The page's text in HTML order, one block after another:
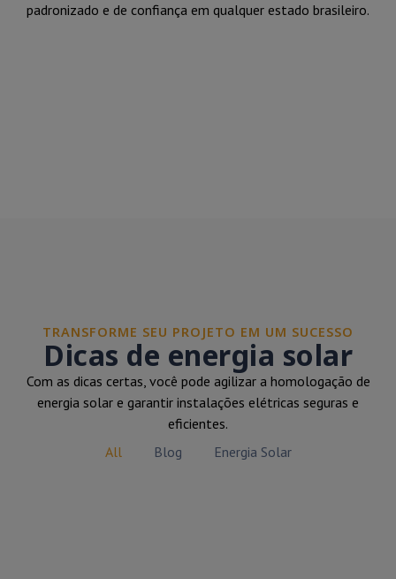
padronizado e de confiança em qualquer estado brasileiro.
TRANSFORME SEU PROJETO EM UM SUCESSO
Dicas de energia solar
Com as dicas certas, você pode agilizar a homologação de
energia solar e garantir instalações elétricas seguras e
eficientes.
All
Blog Energia Solar